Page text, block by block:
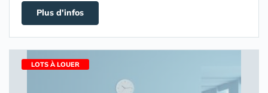
Plus d'infos
LOTS À LOUER